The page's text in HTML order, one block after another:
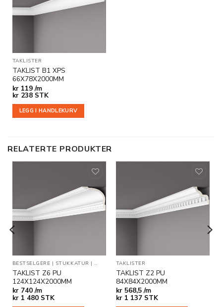
ønskeliste
TAKLISTER
TAKLIST B1 XPS
66X78X2000MM
kr119 /m
kr238 STK
LEGG I HANDLEKURV
RELATERTE PRODUKTER
Legg til
i
ønskeliste
BESTSELGERE | STUKKATUR | TAKLISTER
TAKLIST Z6 PU
124X124X2000MM
kr740 /m
kr1 480 STK
Legg til
i
ønskeliste
TAKLISTER
TAKLIST Z2 PU
84X84X2000MM
kr568,5 /m
kr1 137 STK